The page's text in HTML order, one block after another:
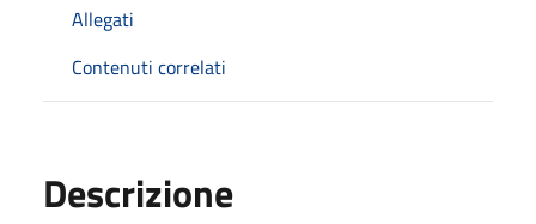
Allegati
Contenuti correlati
Descrizione